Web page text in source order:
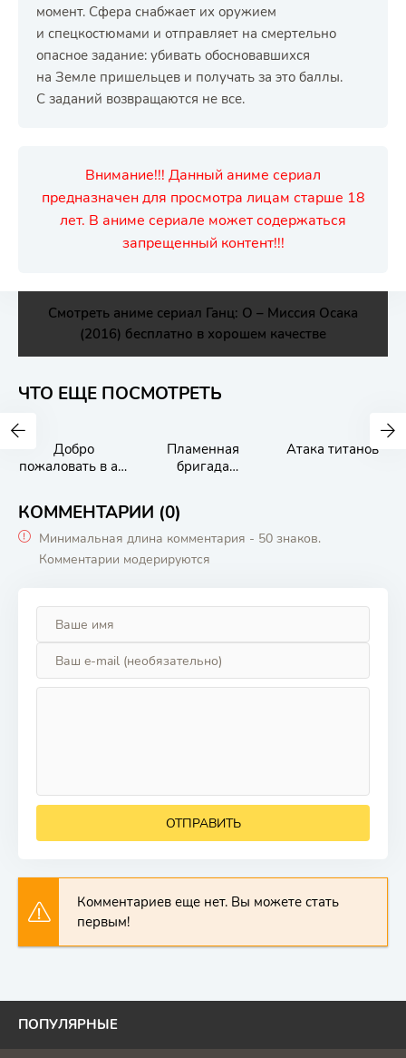
момент. Сфера снабжает их оружием
и спецкостюмами и отправляет на смертельно
опасное задание: убивать обосновавшихся
на Земле пришельцев и получать за это баллы.
С заданий возвращаются не все.
Внимание!!! Данный аниме сериал
предназначен для просмотра лицам старше 18
лет. В аниме сериале может содержаться
запрещенный контент!!!
Смотреть аниме сериал Ганц: О – Миссия Осака
(2016) бесплатно в хорошем качестве
ЧТО ЕЩЕ ПОСМОТРЕТЬ
Добро
пожаловать в ад,
Пламенная
бригада
Атака титанов
КОММЕНТАРИИ (0)
Минимальная длина комментария - 50 знаков.
Комментарии модерируются
ОТПРАВИТЬ
Комментариев еще нет. Вы можете стать
первым!
ПОПУЛЯРНЫЕ